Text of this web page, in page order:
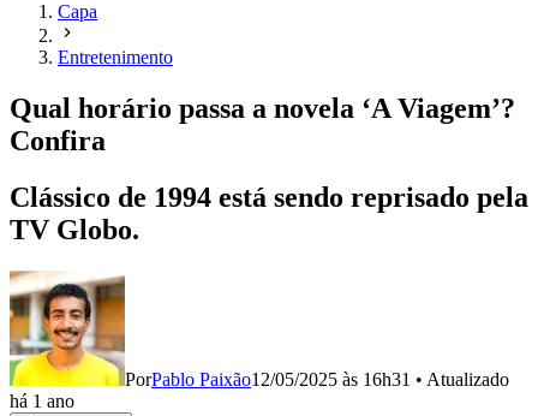
Capa
Entretenimento
Qual horário passa a novela ‘A Viagem’?
Confira
Clássico de 1994 está sendo reprisado pela
TV Globo.
PorPablo Paixão12/05/2025 às 16h31 • Atualizado
há 1 ano